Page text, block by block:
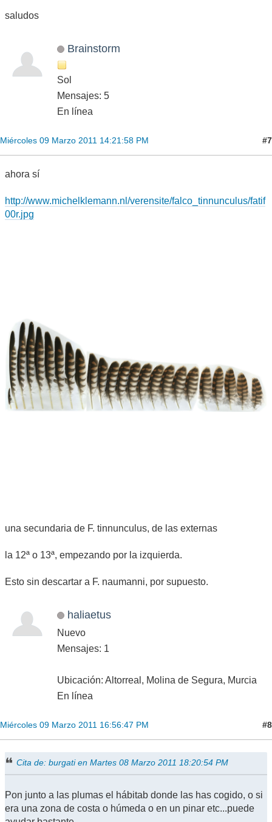
saludos
Brainstorm
Sol
Mensajes: 5
En línea
Miércoles 09 Marzo 2011 14:21:58 PM #7
ahora sí
http://www.michelklemann.nl/verensite/falco_tinnunculus/fatif
00r.jpg
una secundaria de F. tinnunculus, de las externas
la 12ª o 13ª, empezando por la izquierda.
Esto sin descartar a F. naumanni, por supuesto.
haliaetus
Nuevo
Mensajes: 1
Ubicación: Altorreal, Molina de Segura, Murcia
En línea
Miércoles 09 Marzo 2011 16:56:47 PM #8
Cita de: burgati en Martes 08 Marzo 2011 18:20:54 PM
Pon junto a las plumas el hábitab donde las has cogido, o si
era una zona de costa o húmeda o en un pinar etc...puede